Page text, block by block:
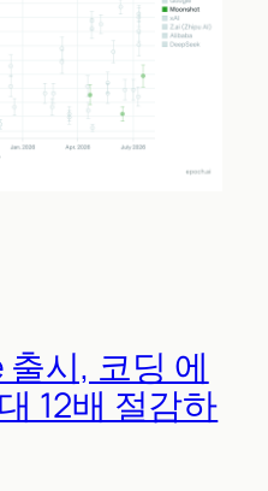
출시, 코딩 에
12배 절감하